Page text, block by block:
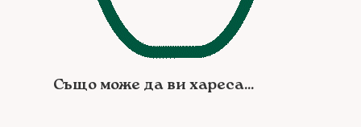
Също може да ви хареса...